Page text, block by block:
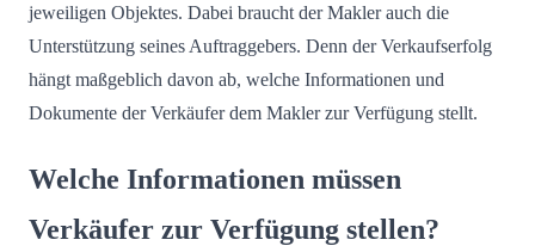
jeweiligen Objektes. Dabei braucht der Makler auch die
Unterstützung seines Auftraggebers. Denn der Verkaufserfolg
hängt maßgeblich davon ab, welche Informationen und
Dokumente der Verkäufer dem Makler zur Verfügung stellt.
Welche Informationen müssen
Verkäufer zur Verfügung stellen?